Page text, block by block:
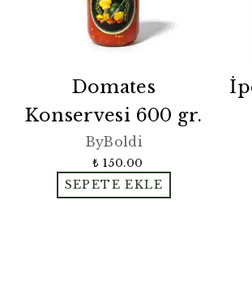
Domates
Konservesi 600 gr.
ByBoldi
₺ 150.00
SEPETE EKLE